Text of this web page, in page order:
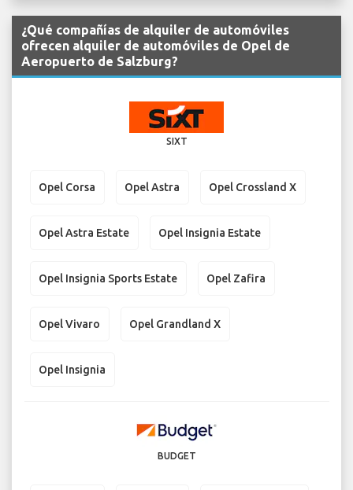
¿Qué compañías de alquiler de automóviles
ofrecen alquiler de automóviles de Opel de
Aeropuerto de Salzburg?
SIXT
Opel Corsa Opel Astra Opel Crossland X
Opel Astra Estate Opel Insignia Estate
Opel Insignia Sports Estate Opel Zafira
Opel Vivaro Opel Grandland X
Opel Insignia
BUDGET